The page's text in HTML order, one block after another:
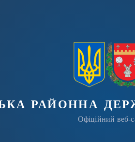
районна
Офіційний веб-